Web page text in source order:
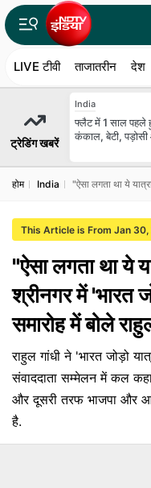
LIVE टीवी ताजातरीन देश
ट्रेडिंग खबरें
India
फ्लैट में 1 साल पहले
कंकाल, बेटी, पड़ोसी
होम India "ऐसा लगता था ये
This Article is From Jan 30,
"ऐसा लगता था ये
श्रीनगर में 'भारत
समारोह में बोले
राहुल गांधी ने 'भारत जोड़ो
संवाददाता सम्मेलन में कल
और दूसरी तरफ भाजपा और
है.